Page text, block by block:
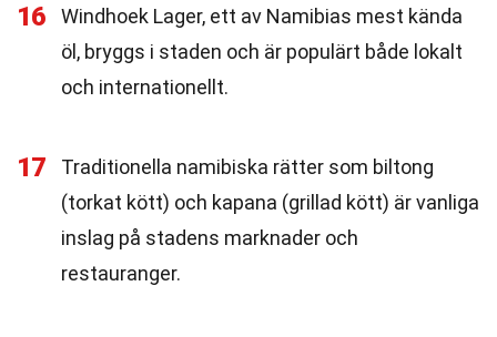
16
Windhoek Lager, ett av Namibias mest kända
öl, bryggs i staden och är populärt både lokalt
och internationellt.
17
Traditionella namibiska rätter som biltong
(torkat kött) och kapana (grillad kött) är vanliga
inslag på stadens marknader och
restauranger.